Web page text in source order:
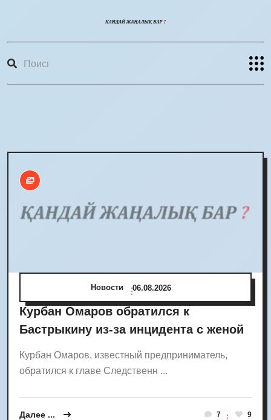
Новости 06.08.2026
Курбан Омаров обратился к
Бастрыкину из-за инцидента с женой
Курбан Омаров, известный предприниматель,
обратился к главе Следственн ...
Далее ... 7 9